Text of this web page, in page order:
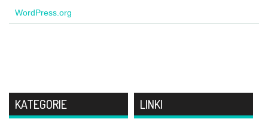
WordPress.org
KATEGORIE LINKI